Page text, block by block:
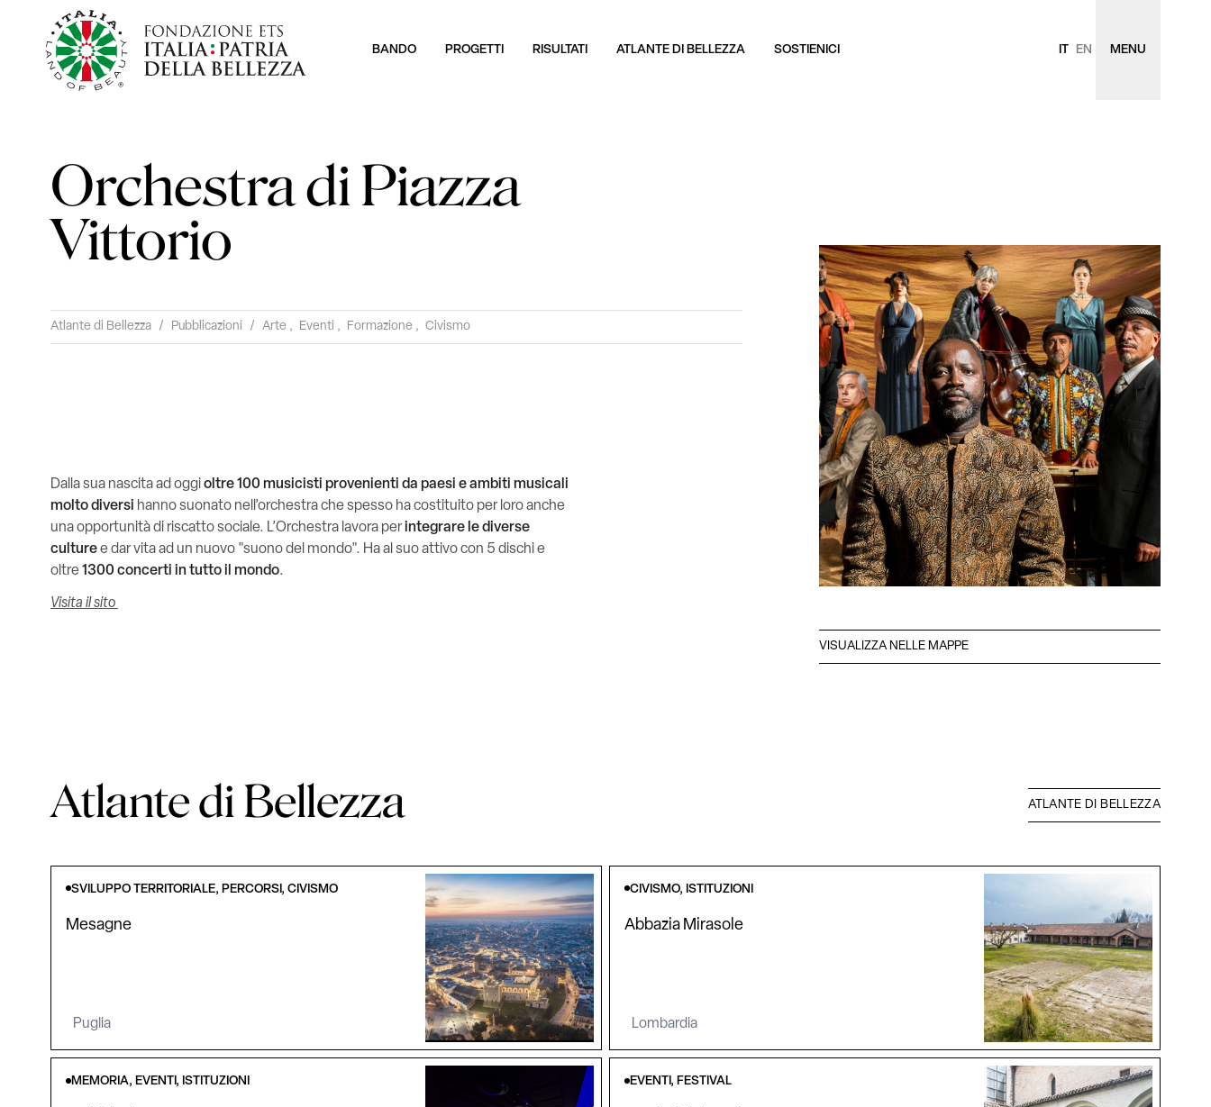
BANDO PROGETTI RISULTATI ATLANTE DI BELLEZZA SOSTIENICI IT EN MENU
Orchestra di Piazza
Vittorio
Atlante di Bellezza / Pubblicazioni / Arte , Eventi , Formazione , Civismo
Dalla sua nascita ad oggioltre 100 musicisti provenienti da paesi e ambiti musicali
molto diversi hanno suonato nell’orchestra che spesso ha costituito per loro anche
una opportunità di riscatto sociale. L’Orchestra lavora perintegrare le diverse
culturee dar vita ad un nuovo "suono del mondo". Ha al suo attivo con 5 dischi e
oltre1300 concerti in tutto il mondo.
Visita il sito
VISUALIZZA NELLE MAPPE
Atlante di Bellezza ATLANTE DI BELLEZZA
SVILUPPO TERRITORIALE, PERCORSI, CIVISMO
Mesagne
Puglia
CIVISMO, ISTITUZIONI
Abbazia Mirasole
Lombardia
MEMORIA, EVENTI, ISTITUZIONI EVENTI, FESTIVAL